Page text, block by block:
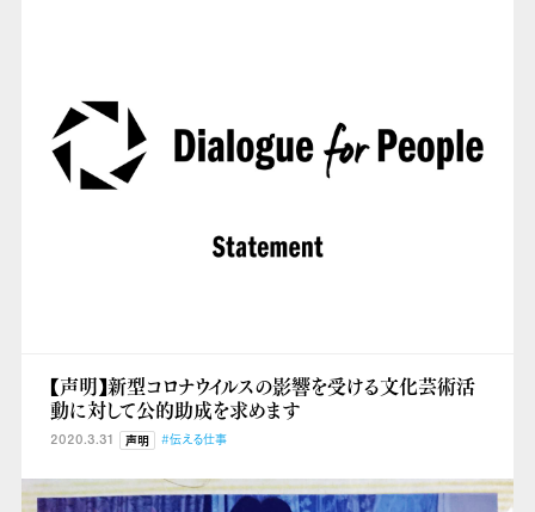
【声明】新型コロナウイルスの影響を受ける文化芸術活
動に対して公的助成を求めます
2020.3.31 声明 #伝える仕事